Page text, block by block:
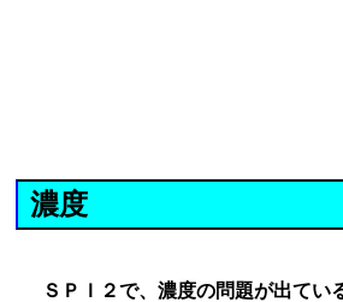
濃度
ＳＰＩ２で、濃度の問題が出てい